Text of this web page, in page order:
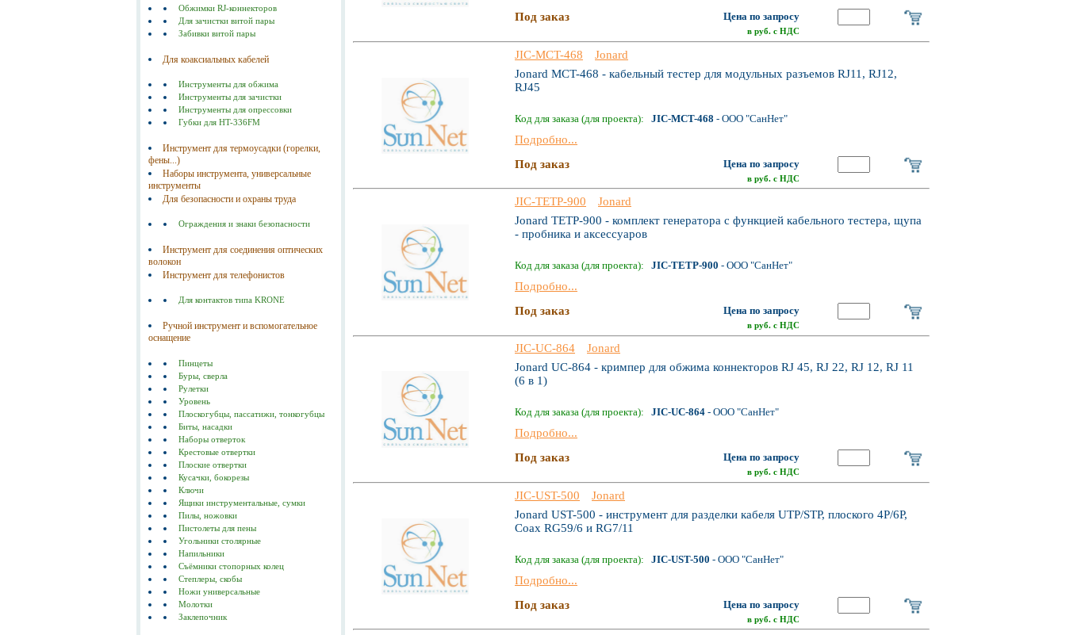
Обжимки RJ-коннекторов
Для зачистки витой пары
Забивки витой пары
Для коаксиальных кабелей
Инструменты для обжима
Инструменты для зачистки
Инструменты для опрессовки
Губки для HT-336FM
Инструмент для термоусадки (горелки,
фены...)
Наборы инструмента, универсальные
инструменты
Для безопасности и охраны труда
Ограждения и знаки безопасности
Инструмент для соединения оптических
волокон
Инструмент для телефонистов
Для контактов типа KRONE
Ручной инструмент и вспомогательное
оснащение
Пинцеты
Буры, сверла
Рулетки
Уровень
Плоскогубцы, пассатижи, тонкогубцы
Биты, насадки
Наборы отверток
Крестовые отвертки
Плоские отвертки
Кусачки, бокорезы
Ключи
Ящики инструментальные, сумки
Пилы, ножовки
Пистолеты для пены
Угольники столярные
Напильники
Съёмники стопорных колец
Степлеры, скобы
Ножи универсальные
Молотки
Заклепочник
Под заказ
Цена по запросу
в руб. с НДС
JIC-MCT-468
Jonard
Jonard MCT-468 - кабельный тестер для модульных разъемов RJ11, RJ12,
RJ45
Код для заказа (для проекта): JIC-MCT-468 - ООО "СанНет"
Подробно...
Под заказ
Цена по запросу
в руб. с НДС
JIC-TETP-900
Jonard
Jonard TETP-900 - комплект генератора с функцией кабельного тестера, щупа
- пробника и аксессуаров
Код для заказа (для проекта): JIC-TETP-900 - ООО "СанНет"
Подробно...
Под заказ
Цена по запросу
в руб. с НДС
JIC-UC-864
Jonard
Jonard UC-864 - кримпер для обжима коннекторов RJ 45, RJ 22, RJ 12, RJ 11
(6 в 1)
Код для заказа (для проекта): JIC-UC-864 - ООО "СанНет"
Подробно...
Под заказ
Цена по запросу
в руб. с НДС
JIC-UST-500
Jonard
Jonard UST-500 - инструмент для разделки кабеля UTP/STP, плоского 4P/6P,
Coax RG59/6 и RG7/11
Код для заказа (для проекта): JIC-UST-500 - ООО "СанНет"
Подробно...
Под заказ
Цена по запросу
в руб. с НДС